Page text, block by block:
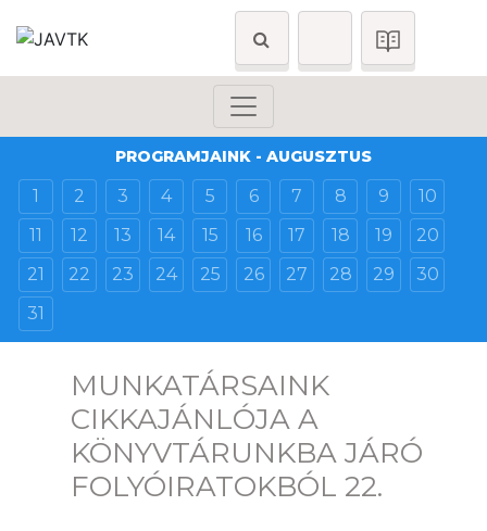
PROGRAMJAINK - AUGUSZTUS
1 2 3 4 5 6 7 8 9
10
11
12 13 14 15 16 17 18 19
20
21
22 23 24 25 26 27 28 29
30
31
MUNKATÁRSAINK
CIKKAJÁNLÓJA A
KÖNYVTÁRUNKBA JÁRÓ
FOLYÓIRATOKBÓL 22.